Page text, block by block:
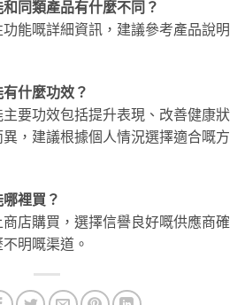
同類產品有什麼不同？
能嘅詳細資訊，建議參考產品說明
什麼功效？
要功效包括提升表現、改善健康狀
，建議根據個人情況選擇適合嘅方
裡買？
店購買，選擇信譽良好嘅供應商確
明嘅渠道。